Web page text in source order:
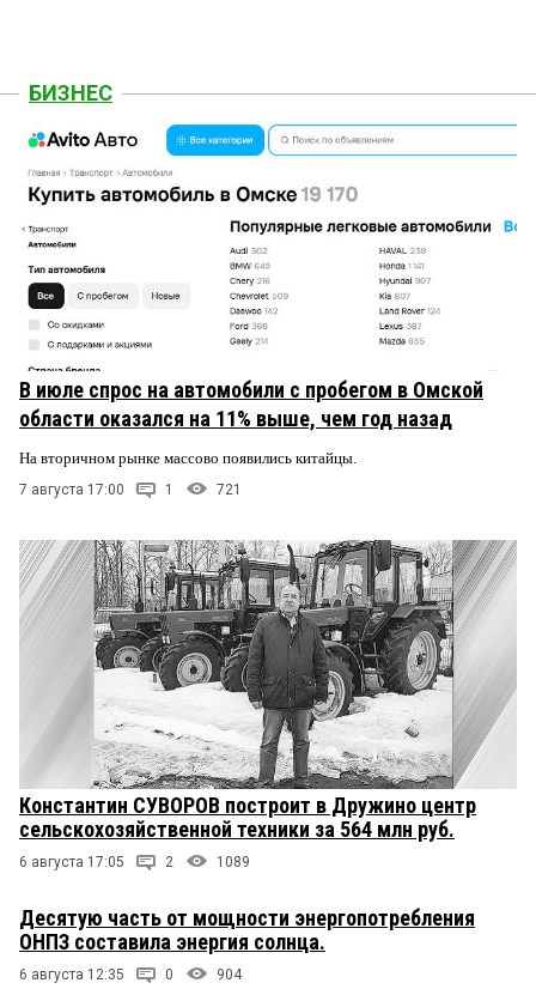
БИЗНЕС
В июле спрос на автомобили с пробегом в Омской
области оказался на 11% выше, чем год назад
На вторичном рынке массово появились китайцы.
7 августа 17:00 1 721
Константин СУВОРОВ построит в Дружино центр
сельскохозяйственной техники за 564 млн руб.
6 августа 17:05 2 1089
Десятую часть от мощности энергопотребления
ОНПЗ составила энергия солнца.
6 августа 12:35 0 904